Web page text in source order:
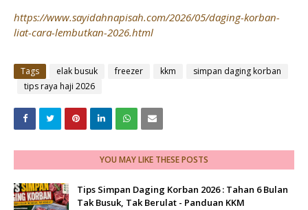
https://www.sayidahnapisah.com/2026/05/daging-korban-
liat-cara-lembutkan-2026.html
Tags elak busuk freezer kkm
simpan daging korban
tips raya haji 2026
YOU MAY LIKE THESE POSTS
Tips Simpan Daging Korban 2026 : Tahan 6 Bulan
Tak Busuk, Tak Berulat - Panduan KKM